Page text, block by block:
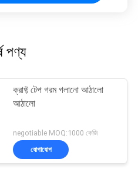
পণ্য
ক্রাফ্ট টেপ গরম গলানো আঠালো
আঠালো
negotiable MOQ:1000 কেজি
যোগাযোগ